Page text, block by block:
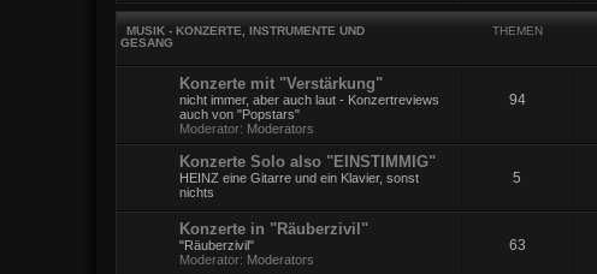
MUSIK - KONZERTE, INSTRUMENTE UND
GESANG
THEMEN
Konzerte mit "Verstärkung"
nicht immer, aber auch laut - Konzertreviews
auch von "Popstars"
Moderator: Moderators
94
Konzerte Solo also "EINSTIMMIG"
HEINZ eine Gitarre und ein Klavier, sonst
nichts
5
Konzerte in "Räuberzivil"
"Räuberzivil"
Moderator: Moderators
63